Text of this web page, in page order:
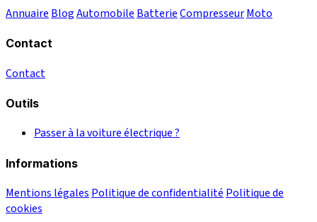
Annuaire BlogAutomobile BatterieCompresseurMoto
Contact
Contact
Outils
Passer à la voiture électrique ?
Informations
Mentions légales Politique de confidentialité Politique de
cookies